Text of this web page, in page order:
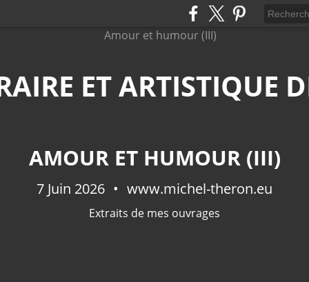
ET ARTISTIQUE
AMOUR ET HUMOUR (III)
7 Juin 2026 www.michel-theron.eu
Extraits de mes ouvrages